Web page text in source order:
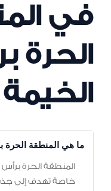
في
الحرة
الخيمة
ما هي المنطقة الحرة
المنطقة الحرة
خاصة تهدف إلى جذب